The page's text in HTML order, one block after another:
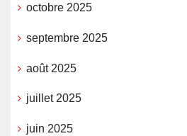
octobre 2025
septembre 2025
août 2025
juillet 2025
juin 2025